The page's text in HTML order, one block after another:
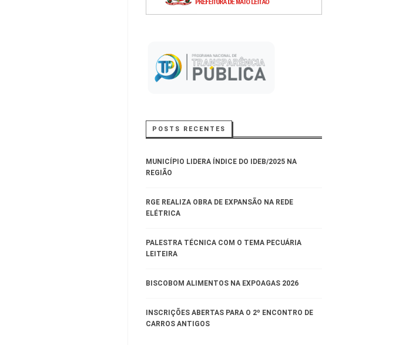
POSTS RECENTES
MUNICÍPIO LIDERA ÍNDICE DO IDEB/2025 NA
REGIÃO
RGE REALIZA OBRA DE EXPANSÃO NA REDE
ELÉTRICA
PALESTRA TÉCNICA COM O TEMA PECUÁRIA
LEITEIRA
BISCOBOM ALIMENTOS NA EXPOAGAS 2026
INSCRIÇÕES ABERTAS PARA O 2º ENCONTRO DE
CARROS ANTIGOS